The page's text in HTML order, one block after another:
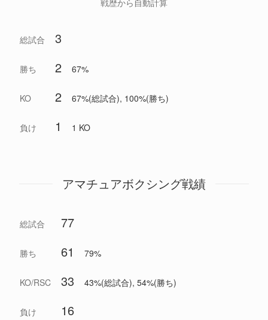
戦歴から自動計算
総試合 3
勝ち 2 67%
KO 2 67%(総試合), 100%(勝ち)
負け 1 1 KO
アマチュアボクシング戦績
総試合 77
勝ち 61 79%
KO/RSC 33 43%(総試合), 54%(勝ち)
負け 16